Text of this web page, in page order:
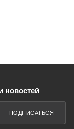
новостей
ПОДПИСАТЬСЯ